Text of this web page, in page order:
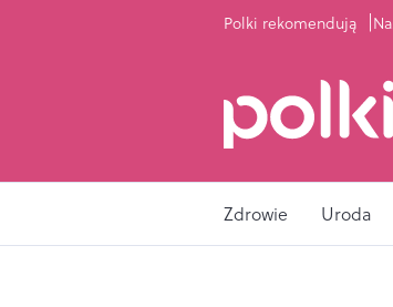
Polki rekomendują
Zdrowie Uroda